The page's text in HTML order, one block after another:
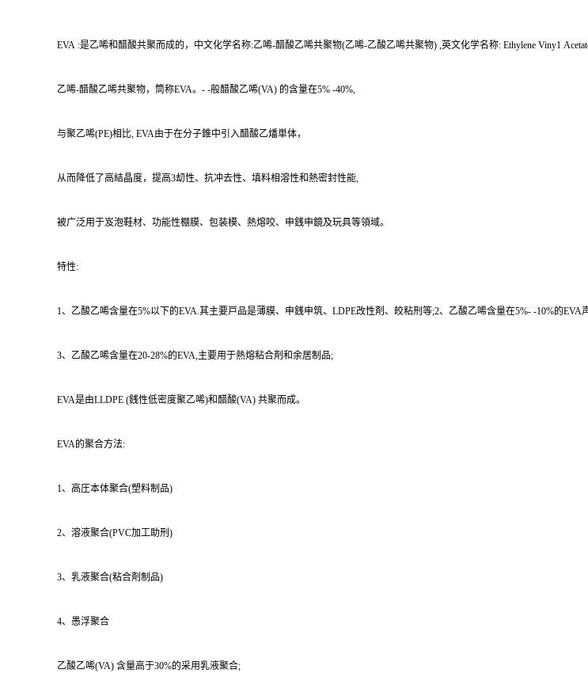
EVA :是乙唏和醋酸共聚而成的，中文化学名称:乙唏-醋酸乙唏共聚物(乙唏-乙酸乙唏共聚物) ,英文化学名称: Ethylene Viny1 Acetate
乙唏-醋酸乙唏共聚物，筒称EVA。- -般醋酸乙唏(VA) 的含量在5% -40%,
与聚乙唏(PE)相比, EVA由于在分子錐中引入醋酸乙燔単体，
从而降低了高結晶度，提高3刧性、抗冲去性、填料相溶性和熱密封性能,
被广泛用于岌泡鞋材、功能性棚膜、包装模、熱熔咬、申銭申鏡及玩具等領域。
特性:
1、乙酸乙唏含量在5%以下的EVA.其主要戸品是薄膜、申銭申筑、LDPE改性剤、皎粘刑等;2、乙酸乙唏含量在5%- -10%的EVA
3、乙酸乙唏含量在20-28%的EVA,主要用于熱熔粘合剤和余居制品;
EVA是由LLDPE (銭性低密度聚乙唏)和醋酸(VA) 共聚而成。
EVA的聚合方法:
1、高圧本体聚合(塑料制品)
2、溶液聚合(PVC加工助刑)
3、乳液聚合(粘合剤制品)
4、愚浮聚合
乙酸乙唏(VA) 含量高于30%的采用乳液聚合;